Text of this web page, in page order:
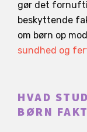
gør det
beskyttende
om børn op
sundhed og
HVAD
BØRN